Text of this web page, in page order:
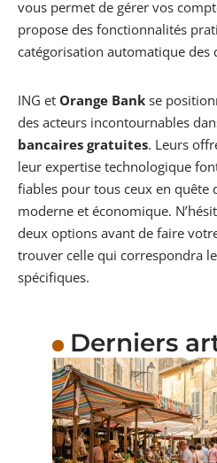
vous permet de gérer vos
propose des fonctionnalités
catégorisation automatique des
ING et Orange Bank se
des acteurs incontournables
bancaires gratuites. Leurs
leur expertise technologique
fiables pour tous ceux en quête
moderne et économique.
deux options avant de faire
trouver celle qui correspondra
spécifiques.
Derniers